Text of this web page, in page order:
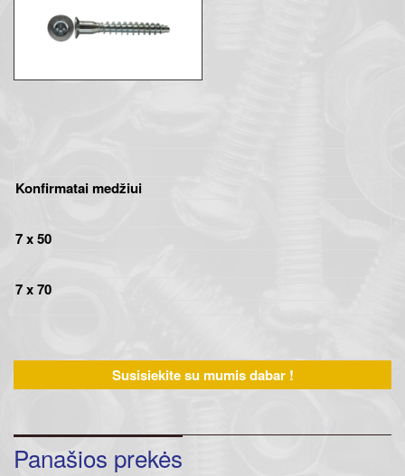
Konfirmatai medžiui
7 x 50
7 x 70
Susisiekite su mumis dabar !
Panašios prekės